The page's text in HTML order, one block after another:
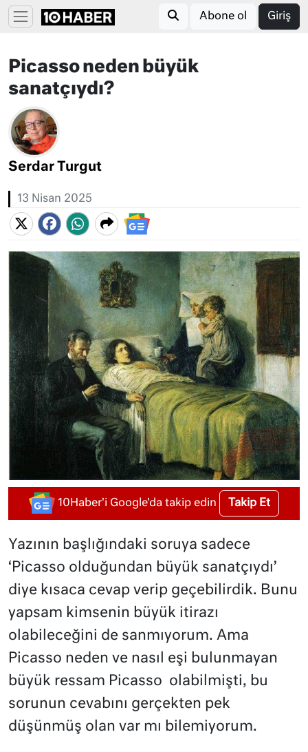
Abone ol Giriş
Picasso neden büyük
sanatçıydı?
Serdar Turgut
13 Nisan 2025
10Haber'i Google'da takip edin Takip Et
Yazının başlığındaki soruya sadece
‘Picasso olduğundan büyük sanatçıydı’
diye kısaca cevap verip geçebilirdik. Bunu
yapsam kimsenin büyük itirazı
olabileceğini de sanmıyorum. Ama
Picasso neden ve nasıl eşi bulunmayan
büyük ressam Picasso olabilmişti, bu
sorunun cevabını gerçekten pek
düşünmüş olan var mı bilemiyorum.